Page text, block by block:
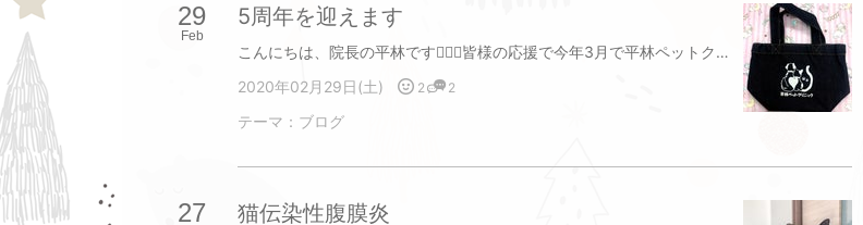
29
Feb
5周年を迎えます
こんにちは、院長の平林です👩🏻‍⚕️皆様の応援で今年3月で平林ペットクリニックは開院5周年を迎えます。この5年、振り返ると…あっという間に過ぎたような気がしています。わたし自身も初めての開業で毎日が必死でした。インフォームドコンセントに重点を置き、飼い主さんに納得していただき治療をしていくことを第一に診療してきました。できるだけ飼い主さんの心に寄り添い、お力になれないかと考え行動してきました。また、当院は全員女性スタッフのため、男性の力が必要になるようなチカラ仕事も率先して取り組んでいます。おかげで体力もチカラにも自信がつきました犬猫と飼い主さんとのたくさんの出会いを通し獣医師として成長することができました。犬猫のワクチンなどの予防や病気の治療、手術、パピーパーティーなどのイベントなどをさせていただき、ありがとうございました。改めて、スタッフや家族、みなさまのお陰で5周年を迎えることができることを心より感謝申し上げます。これからさらに設備を充実させて当院での治療の幅を拡げていこうと思っています。ママスタッフの社会復帰を応援し、働くママさんの力になれればと思います。みなさんがペットのことで動物病院にいらっしゃったときに、嬉しいことがあれば一緒に共感し、困ったことがあれば不安を解消して少しでも笑顔になって帰ってもらえるよう努力いきたいと思います。まだまだ人として、獣医師として至らない点もありますが、これからもスタッフ一同、同じ環境、状態の犬猫はいませんので、ひとりひとりを大切にわんちゃんねこちゃんと飼い主様のお役にたてるよう精進してまいります。今後とも平林ペットクリニックをよろしくお願いします。『開院5周年記念キャンペーン』として、明日3月より当院に通院していただいた患者様にお散歩バッグにもなるオリジナルミニトートバッグをプレゼントします3月より狂犬病予防接種も始まりますので、来院お待ちしています 杉並区（荻窪・阿佐ヶ谷・下井草）の犬猫を対象にした動物病院平林ペットクリニック杉並区天沼2-32-50333934880
2020年02月29日(土)
2 2
テーマ： ブログ
27 猫伝染性腹膜炎